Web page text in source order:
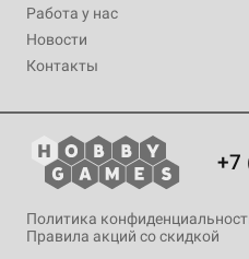
Работа у нас
Новости
Контакты
+7
Политика
Правила акций со скидкой